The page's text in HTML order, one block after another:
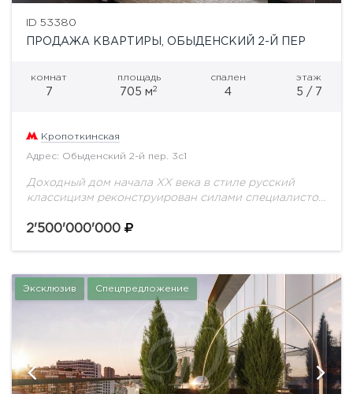
ID 53380
ПРОДАЖА КВАРТИРЫ, ОБЫДЕНСКИЙ 2-Й ПЕР
комнат
7
площадь
705 м2
спален
4
этаж
5 / 7
Кропоткинская
Адрес: Обыденский 2-й пер. 3с1
Доходный дом начала ХХ века в стиле русский
классицизм реконструирован силами специалистов
архитектором К. В. Гладких в 1997 году.Фасад
2'500'000'000
Эксклюзив Спецпредложение